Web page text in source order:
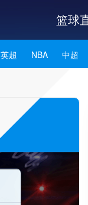
篮球
英超 NBA 中超